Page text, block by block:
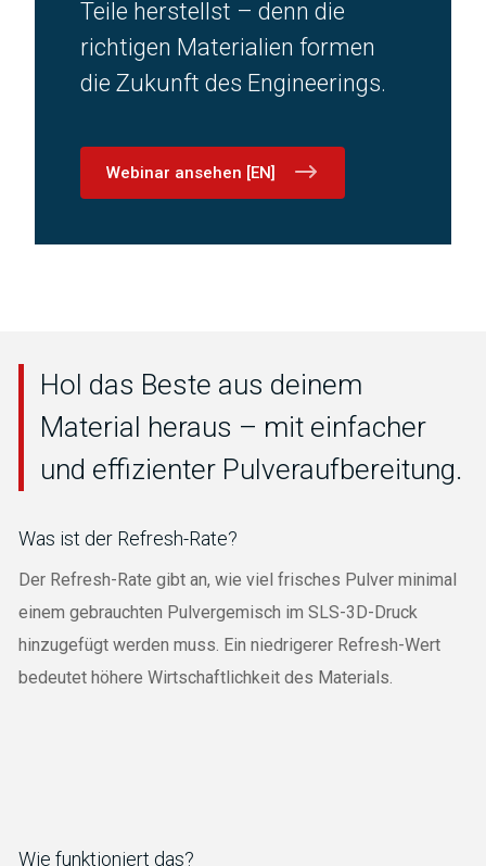
Teile herstellst – denn die
richtigen Materialien formen
die Zukunft des Engineerings.
Webinar ansehen [EN]
Hol das Beste aus deinem
Material heraus – mit einfacher
und effizienter Pulveraufbereitung.
Was ist der Refresh-Rate?
Der Refresh-Rate gibt an, wie viel frisches Pulver minimal
einem gebrauchten Pulvergemisch im SLS-3D-Druck
hinzugefügt werden muss. Ein niedrigerer Refresh-Wert
bedeutet höhere Wirtschaftlichkeit des Materials.
Wie funktioniert das?